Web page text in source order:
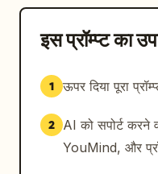
इस प्रॉम्प्ट का
1 ऊपर दिया पूरा
2
AI को सपोर्ट करने
YouMind, और